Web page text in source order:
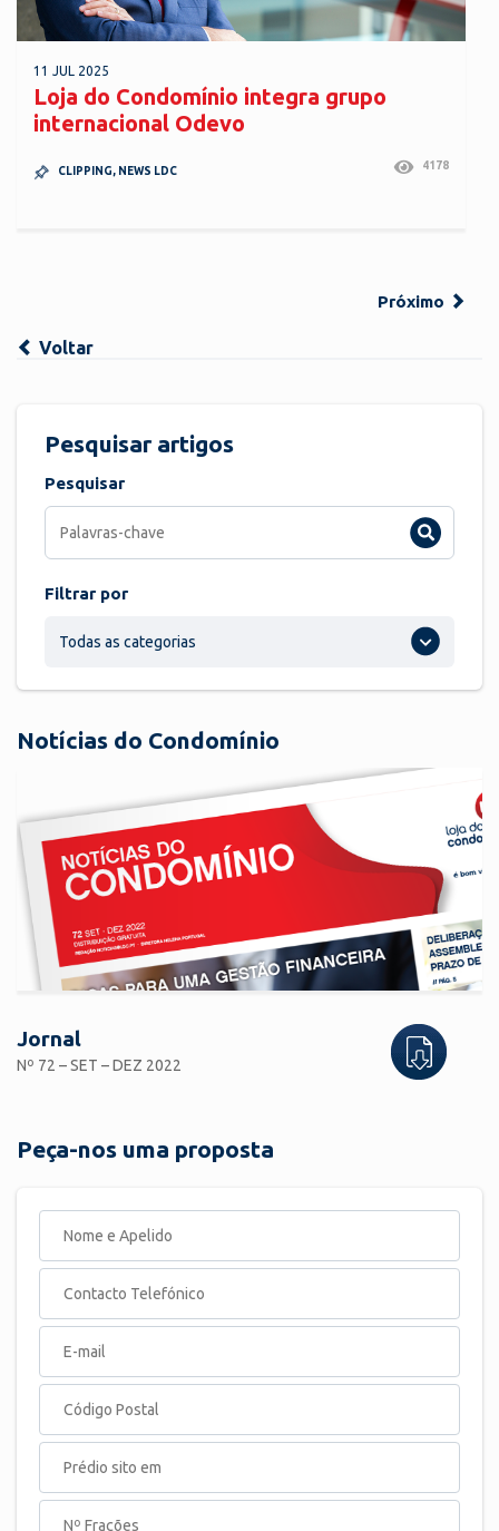
11 JUL 2025
Loja do Condomínio integra grupo
internacional Odevo
CLIPPING, NEWS LDC 4178
Próximo
Voltar
Pesquisar artigos
Pesquisar
Filtrar por
Todas as categorias
Notícias do Condomínio
Jornal
Nº 72 – SET – DEZ 2022
Peça-nos uma proposta